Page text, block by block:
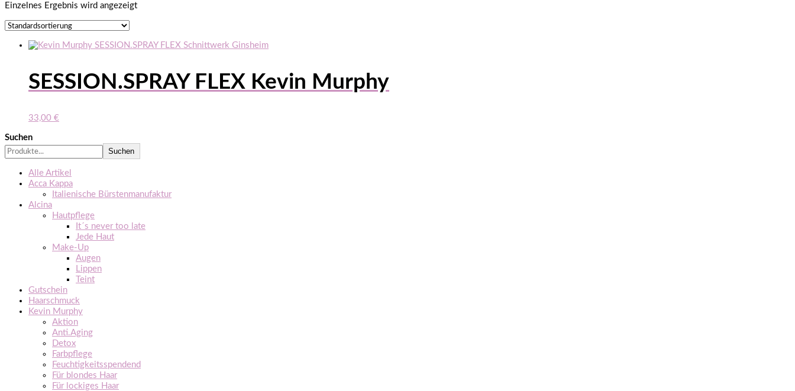
Einzelnes Ergebnis wird angezeigt
SESSION.SPRAY FLEX Kevin Murphy
33,00 €
Suchen
Suchen
Alle Artikel
Acca Kappa
Italienische Bürstenmanufaktur
Alcina
Hautpflege
It´s never too late
Jede Haut
Make-Up
Augen
Lippen
Teint
Gutschein
Haarschmuck
Kevin Murphy
Aktion
Anti.Aging
Detox
Farbpflege
Feuchtigkeitsspendend
Für blondes Haar
Für lockiges Haar